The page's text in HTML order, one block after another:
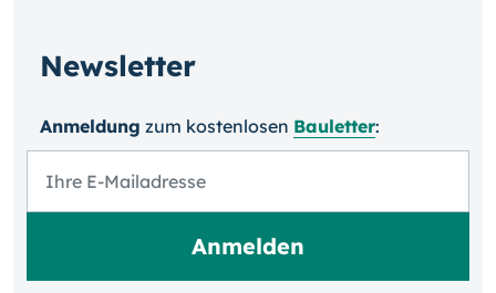
Newsletter
Anmeldung zum kosten­losen Bauletter: